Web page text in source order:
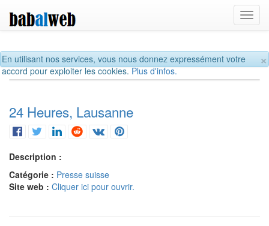
×
En utilisant nos services, vous nous donnez expressément votre
accord pour exploiter les cookies.Plus d'infos.
24 Heures, Lausanne
Description :
Catégorie : Presse suisse
Site web : Cliquer ici pour ouvrir.